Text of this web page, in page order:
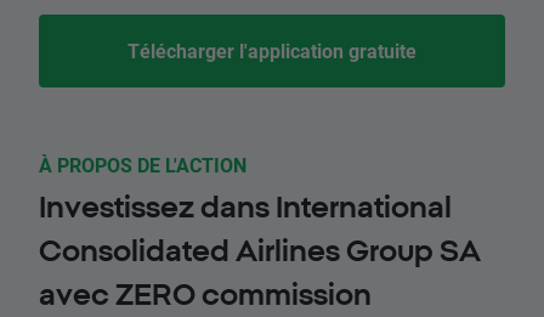
Télécharger l'application gratuite
À PROPOS DE L'ACTION
Investissez dans International
Consolidated Airlines Group SA
avec ZERO commission